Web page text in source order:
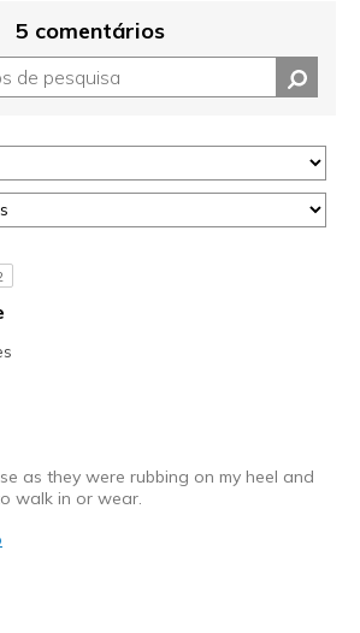
5 comentários
as they were rubbing on my heel and
walk in or wear.